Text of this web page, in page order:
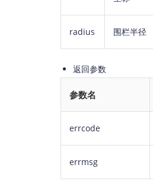
radius 围栏半径
返回参数
参数名
errcode
errmsg